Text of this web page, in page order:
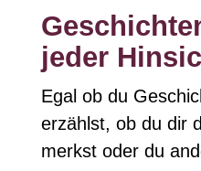
jeder
Egal ob du
erzählst, ob du dir
merkst oder du